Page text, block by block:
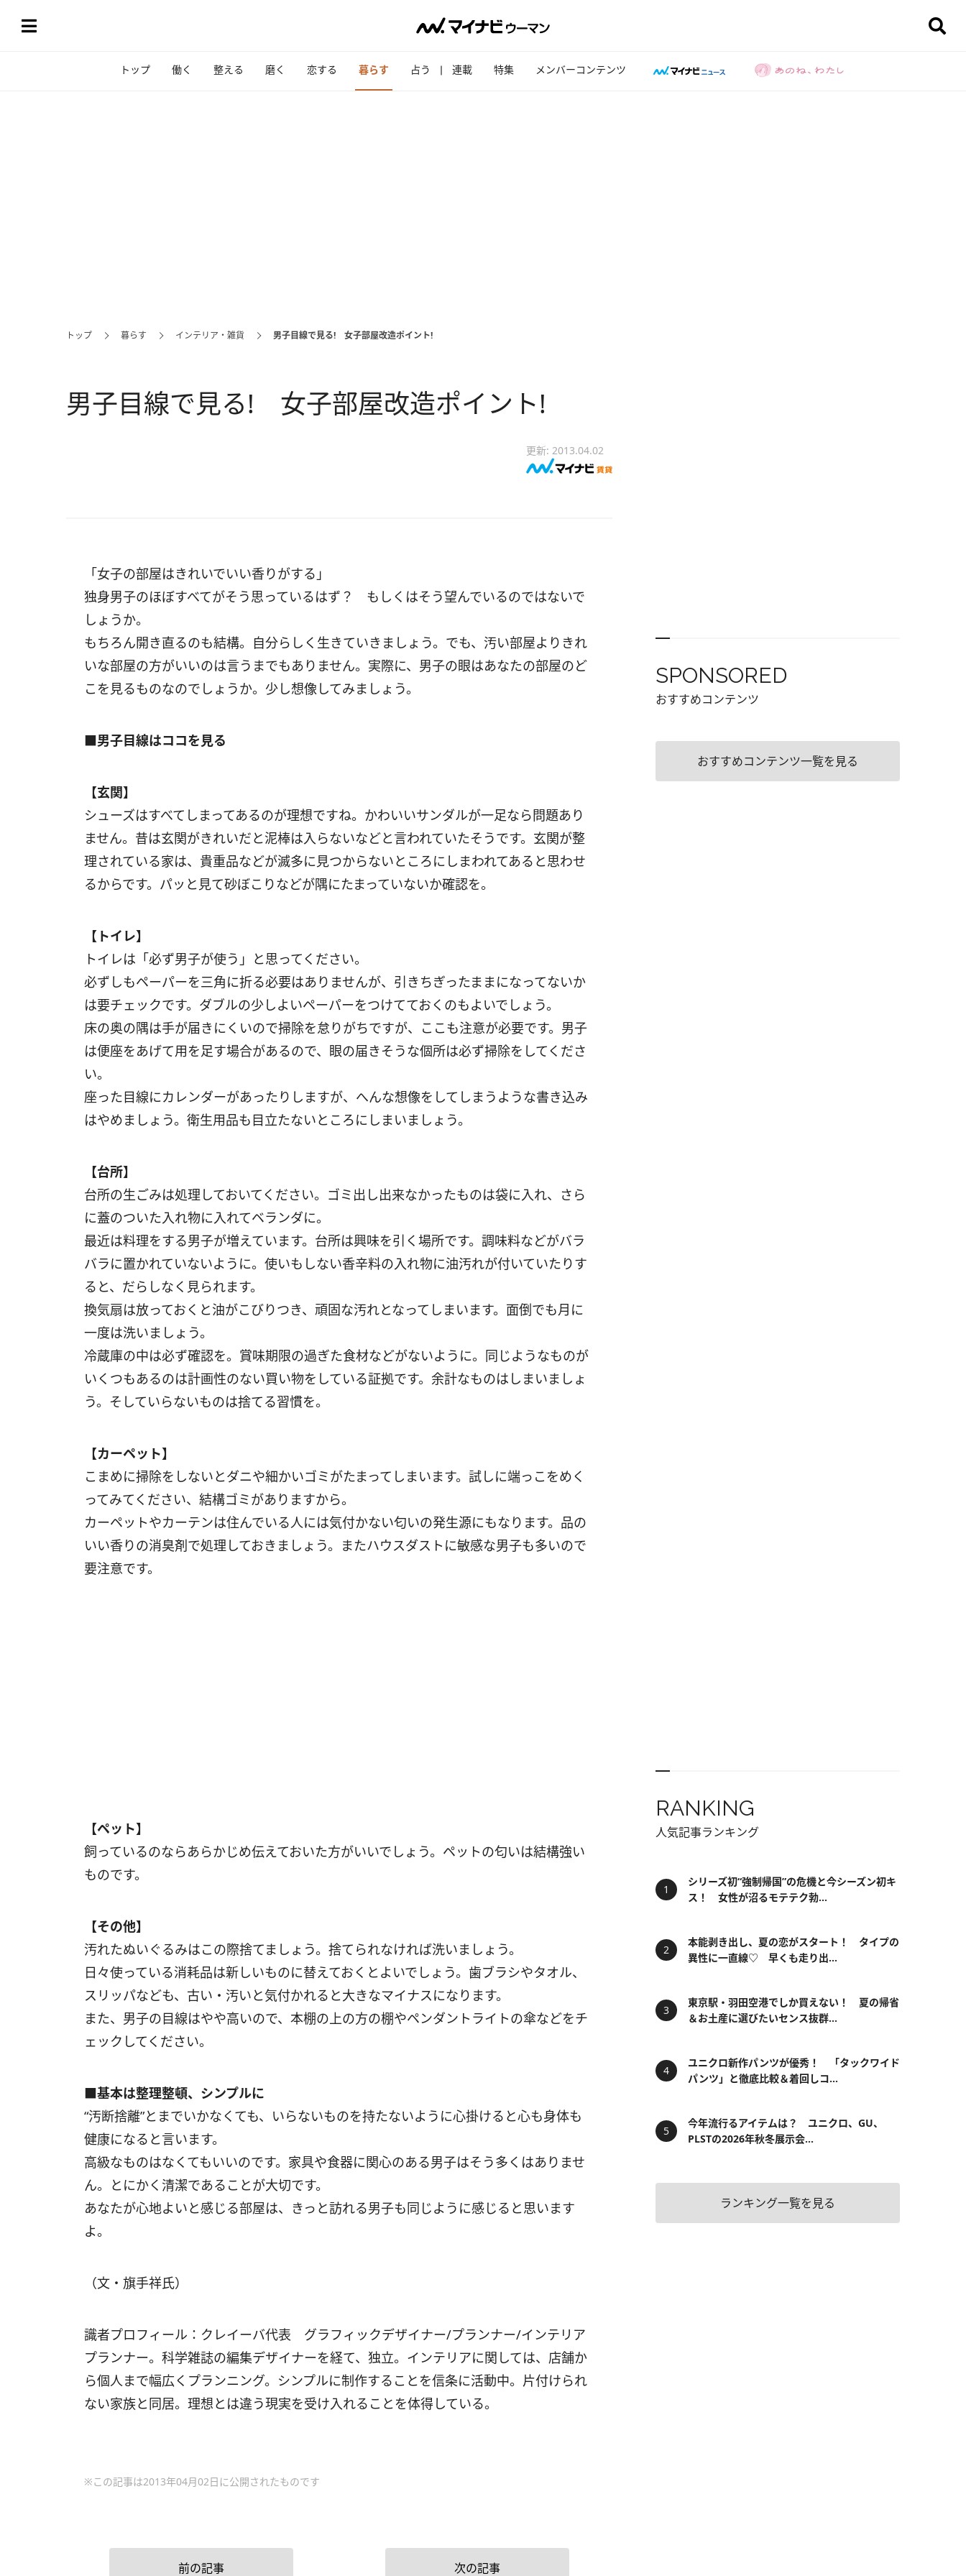
トップ 働く 整える 磨く 恋する 暮らす 占う 連載 特集 メンバーコンテンツ
トップ 暮らす インテリア・雑貨 男子目線で見る! 女子部屋改造ポイント!
男子目線で見る! 女子部屋改造ポイント!
更新: 2013.04.02
「女子の部屋はきれいでいい香りがする」
独身男子のほぼすべてがそう思っているはず？ もしくはそう望んでいるのではないで
しょうか。
もちろん開き直るのも結構。自分らしく生きていきましょう。でも、汚い部屋よりきれ
いな部屋の方がいいのは言うまでもありません。実際に、男子の眼はあなたの部屋のど
こを見るものなのでしょうか。少し想像してみましょう。
■男子目線はココを見る
【玄関】
シューズはすべてしまってあるのが理想ですね。かわいいサンダルが一足なら問題あり
ません。昔は玄関がきれいだと泥棒は入らないなどと言われていたそうです。玄関が整
理されている家は、貴重品などが滅多に見つからないところにしまわれてあると思わせ
るからです。パッと見て砂ぼこりなどが隅にたまっていないか確認を。
【トイレ】
トイレは「必ず男子が使う」と思ってください。
必ずしもペーパーを三角に折る必要はありませんが、引きちぎったままになってないか
は要チェックです。ダブルの少しよいペーパーをつけてておくのもよいでしょう。
床の奥の隅は手が届きにくいので掃除を怠りがちですが、ここも注意が必要です。男子
は便座をあげて用を足す場合があるので、眼の届きそうな個所は必ず掃除をしてくださ
い。
座った目線にカレンダーがあったりしますが、へんな想像をしてしまうような書き込み
はやめましょう。衛生用品も目立たないところにしまいましょう。
【台所】
台所の生ごみは処理しておいてください。ゴミ出し出来なかったものは袋に入れ、さら
に蓋のついた入れ物に入れてベランダに。
最近は料理をする男子が増えています。台所は興味を引く場所です。調味料などがバラ
バラに置かれていないように。使いもしない香辛料の入れ物に油汚れが付いていたりす
ると、だらしなく見られます。
換気扇は放っておくと油がこびりつき、頑固な汚れとなってしまいます。面倒でも月に
一度は洗いましょう。
冷蔵庫の中は必ず確認を。賞味期限の過ぎた食材などがないように。同じようなものが
いくつもあるのは計画性のない買い物をしている証拠です。余計なものはしまいましょ
う。そしていらないものは捨てる習慣を。
【カーペット】
こまめに掃除をしないとダニや細かいゴミがたまってしまいます。試しに端っこをめく
ってみてください、結構ゴミがありますから。
カーペットやカーテンは住んでいる人には気付かない匂いの発生源にもなります。品の
いい香りの消臭剤で処理しておきましょう。またハウスダストに敏感な男子も多いので
要注意です。
【ペット】
飼っているのならあらかじめ伝えておいた方がいいでしょう。ペットの匂いは結構強い
ものです。
【その他】
汚れたぬいぐるみはこの際捨てましょう。捨てられなければ洗いましょう。
日々使っている消耗品は新しいものに替えておくとよいでしょう。歯ブラシやタオル、
スリッパなども、古い・汚いと気付かれると大きなマイナスになります。
また、男子の目線はやや高いので、本棚の上の方の棚やペンダントライトの傘などをチ
ェックしてください。
■基本は整理整頓、シンプルに
“汚断捨離”とまでいかなくても、いらないものを持たないように心掛けると心も身体も
健康になると言います。
高級なものはなくてもいいのです。家具や食器に関心のある男子はそう多くはありませ
ん。とにかく清潔であることが大切です。
あなたが心地よいと感じる部屋は、きっと訪れる男子も同じように感じると思います
よ。
（文・旗手祥氏）
識者プロフィール：クレイーバ代表 グラフィックデザイナー/プランナー/インテリア
プランナー。科学雑誌の編集デザイナーを経て、独立。インテリアに関しては、店舗か
ら個人まで幅広くプランニング。シンプルに制作することを信条に活動中。片付けられ
ない家族と同居。理想とは違う現実を受け入れることを体得している。
※この記事は2013年04月02日に公開されたものです
前の記事 次の記事
SPONSORED
おすすめコンテンツ
おすすめコンテンツ一覧を見る
RANKING
人気記事ランキング
シリーズ初“強制帰国”の危機と今シーズン初キ
ス！ 女性が沼るモテテク勃...
本能剥き出し、夏の恋がスタート！ タイプの
異性に一直線♡ 早くも走り出...
東京駅・羽田空港でしか買えない！ 夏の帰省
＆お土産に選びたいセンス抜群...
ユニクロ新作パンツが優秀！ 「タックワイド
パンツ」と徹底比較＆着回しコ...
今年流行るアイテムは？ ユニクロ、GU、
PLSTの2026年秋冬展示会...
ランキング一覧を見る